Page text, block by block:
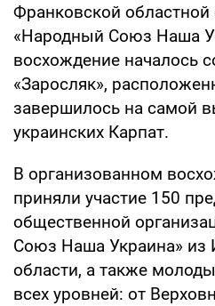
Франковской областной
«Народный Союз Наша
восхождение началось
«Заросляк»,
завершилось на самой
украинских Карпат.
В организованном
приняли участие 150
общественной
Союз Наша Украина» из
области, а также
всех уровней: от